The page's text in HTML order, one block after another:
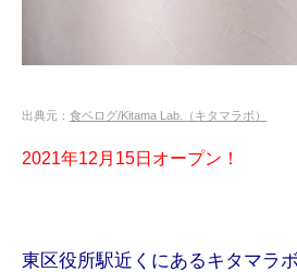
出典元： 食ベログ/Kitama Lab.（キタマラボ）
2021年12月15日オープン！
東区役所駅近くにあるキタマラ